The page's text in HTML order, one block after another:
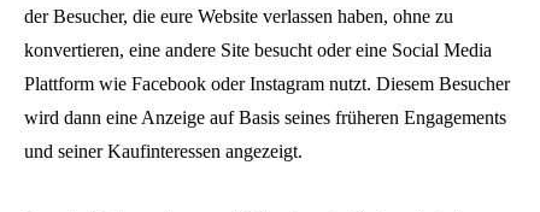
der Besucher, die eure Website verlassen haben, ohne zu
konvertieren, eine andere Site besucht oder eine Social Media
Plattform wie Facebook oder Instagram nutzt. Diesem Besucher
wird dann eine Anzeige auf Basis seines früheren Engagements
und seiner Kaufinteressen angezeigt.